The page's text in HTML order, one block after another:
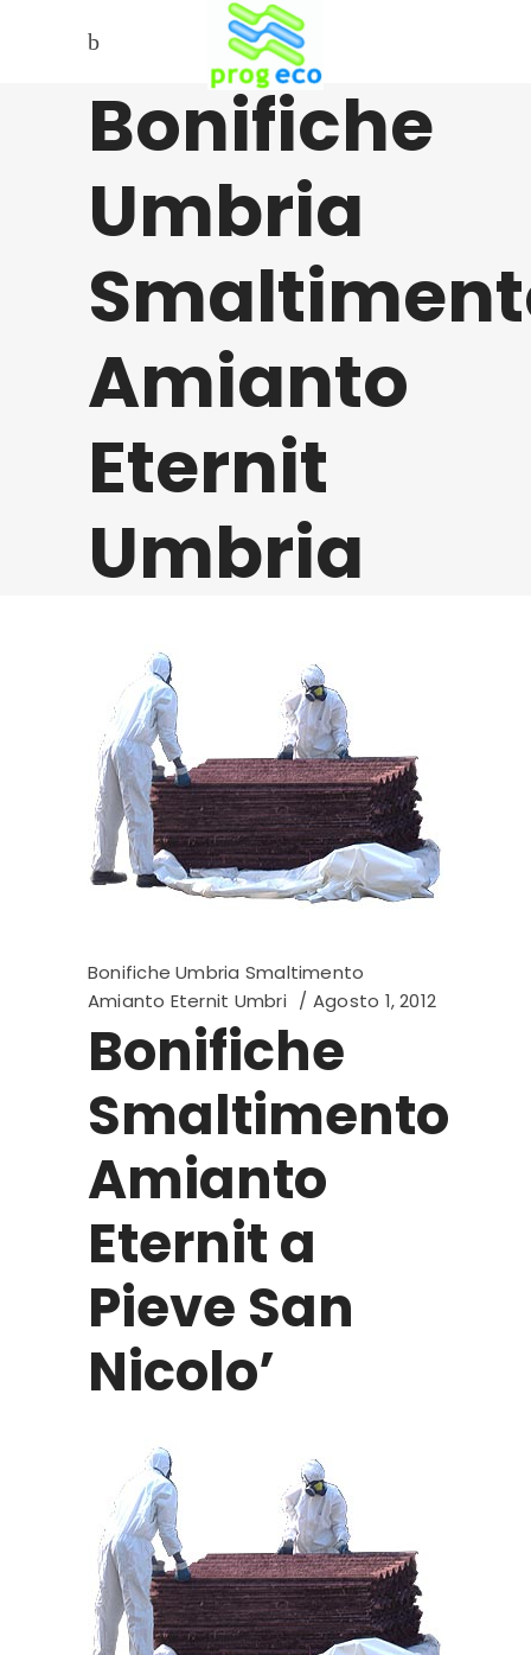
Bonifiche
Umbria
Amianto
Eternit
Umbria
Bonifiche Umbria Smaltimento
Amianto Eternit Umbri
Agosto 1, 2012
Bonifiche
Smaltimento
Amianto
Eternit a
Pieve San
Nicolo’